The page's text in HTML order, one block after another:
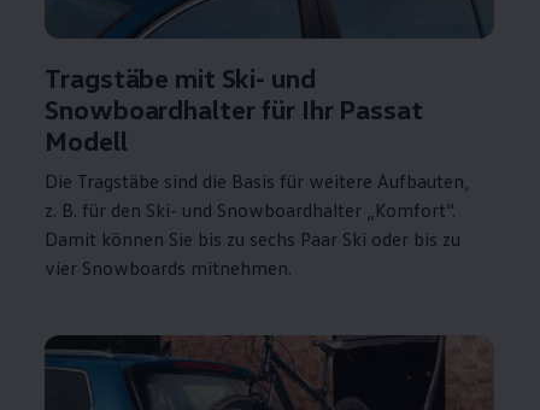
Tragstäbe mit Ski- und
Snowboardhalter für Ihr Passat
Modell
Die Tragstäbe sind die Basis für weitere Aufbauten,
z. B. für den Ski- und Snowboardhalter „Komfort“.
Damit können Sie bis zu sechs Paar Ski oder bis zu
vier Snowboards mitnehmen.